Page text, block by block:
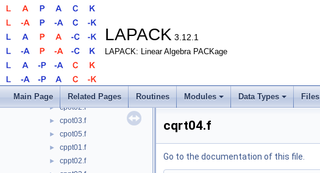
LAPACK 3.12.1
LAPACK: Linear Algebra PACKage
Main Page Related Pages Routines Modules Data Types Files
clqt03.f
► clqt04.f
clqt05.f
► cpbt01.f
► cpbt02.f
cpbt05.f
► cpot01.f
► cpot02.f
► cpot03.f
► cpot05.f
► cppt01.f
► cppt02.f
cqrt04.f
Go to the documentation of this file.